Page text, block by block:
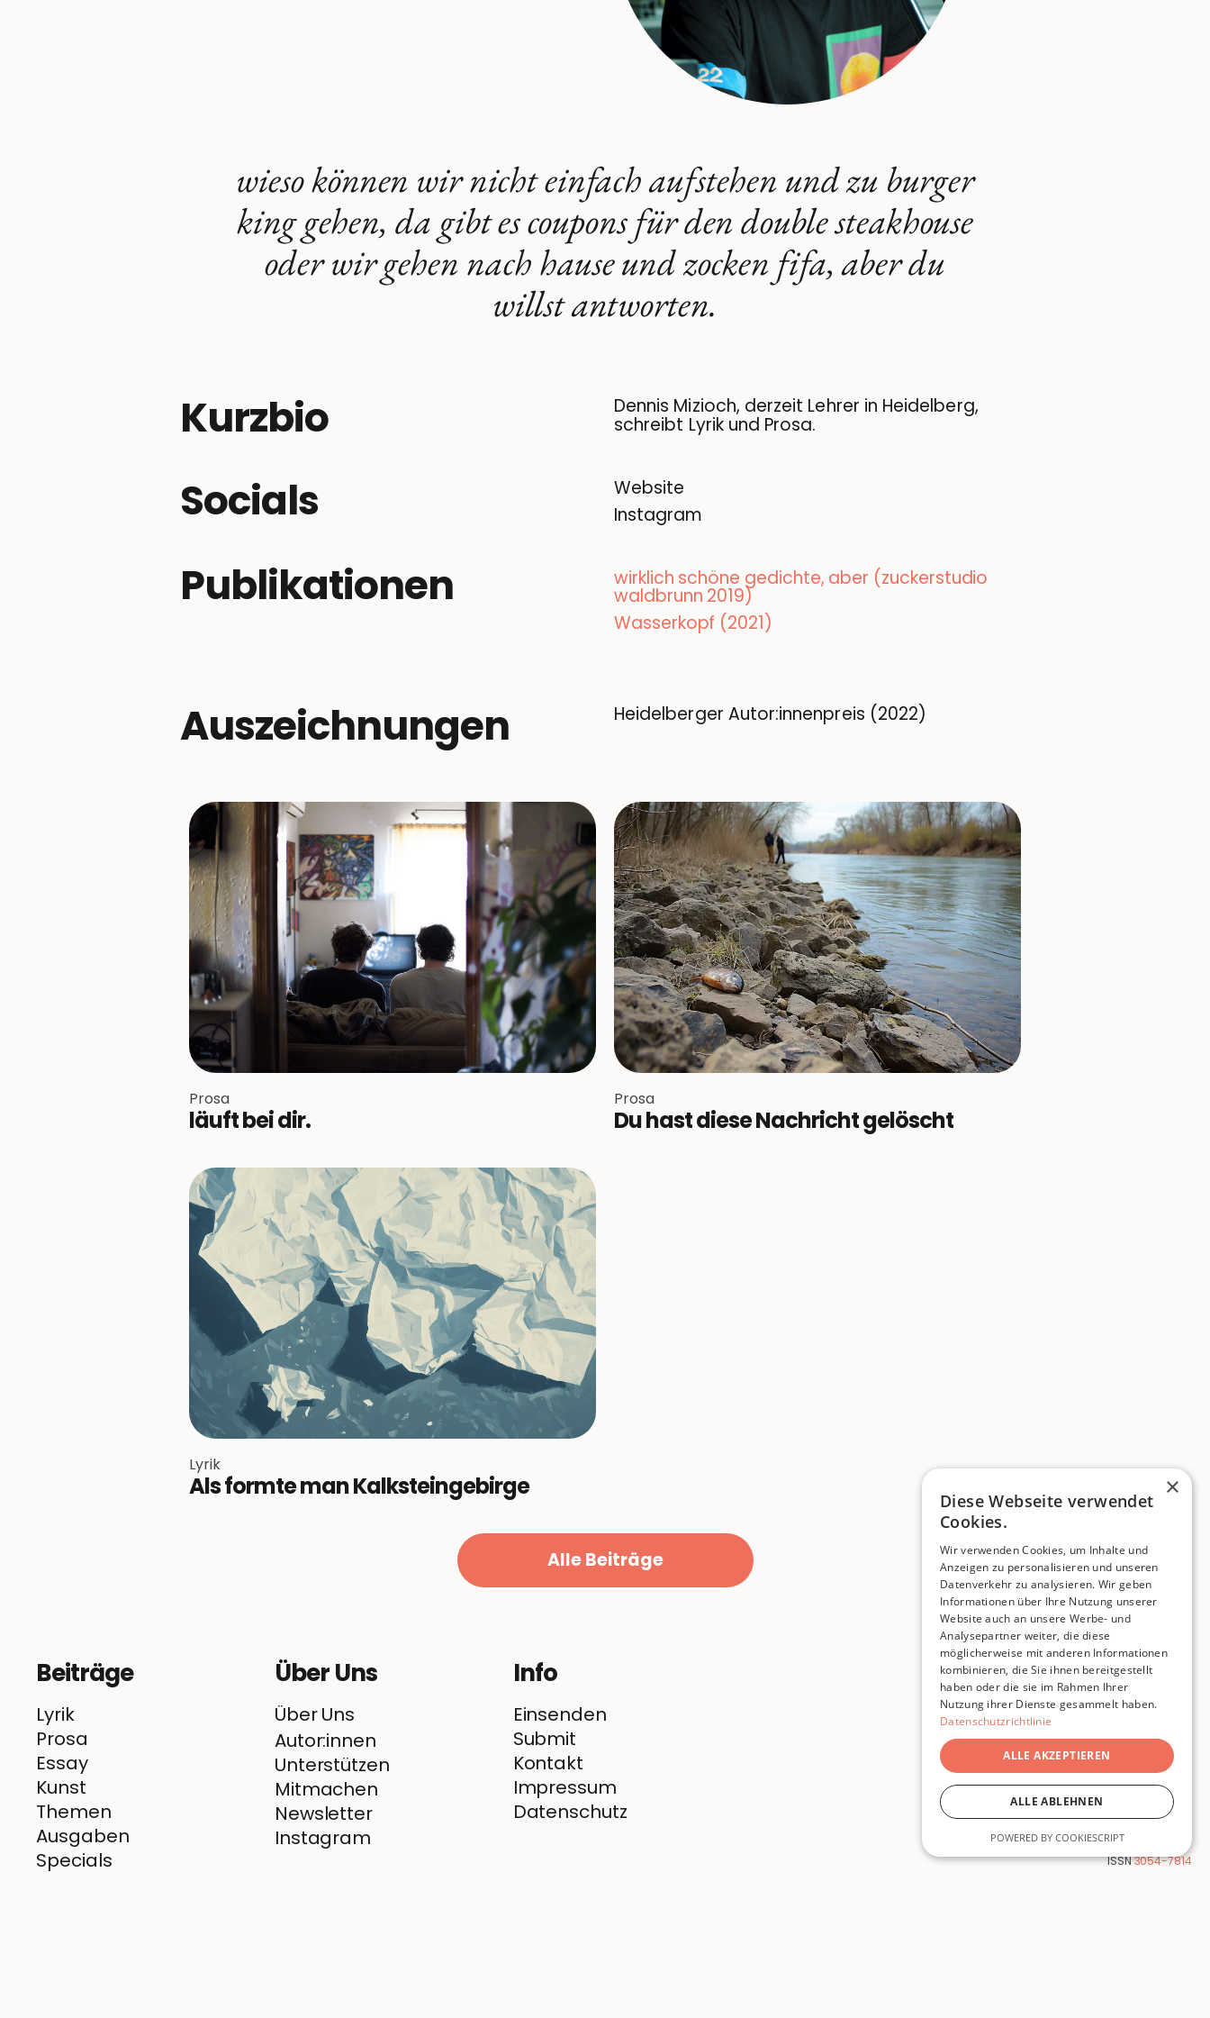
wieso können wir nicht einfach aufstehen und zu burger
king gehen, da gibt es coupons für den double steakhouse
oder wir gehen nach hause und zocken fifa, aber du
willst antworten.
Kurzbio Dennis Mizioch, derzeit Lehrer in Heidelberg,
schreibt Lyrik und Prosa.
Socials
Website
Instagram
Publikationen wirklich schöne gedichte, aber (zuckerstudio
waldbrunn 2019)
Wasserkopf (2021)
Auszeichnungen Heidelberger Autor:innenpreis (2022)
Prosa
läuft bei dir.
Prosa
Du hast diese Nachricht gelöscht
Lyrik
Als formte man Kalksteingebirge
Alle Beiträge
Beiträge
Lyrik
Prosa
Essay
Kunst
Themen
Ausgaben
Specials
Über Uns
Über Uns
Autor:innen
Unterstützen
Mitmachen
Newsletter
Instagram
Info
Einsenden
Submit
Kontakt
Impressum
Datenschutz
© 2026 Pigeon Publishing
ISSN3054-7814
×
Diese Webseite verwendet
Cookies.
Wir verwenden Cookies, um Inhalte und
Anzeigen zu personalisieren und unseren
Datenverkehr zu analysieren. Wir geben
Informationen über Ihre Nutzung unserer
Website auch an unsere Werbe- und
Analysepartner weiter, die diese
möglicherweise mit anderen Informationen
kombinieren, die Sie ihnen bereitgestellt
haben oder die sie im Rahmen Ihrer
Nutzung ihrer Dienste gesammelt haben.
Datenschutzrichtlinie
ALLE AKZEPTIEREN
ALLE ABLEHNEN
POWERED BY COOKIESCRIPT